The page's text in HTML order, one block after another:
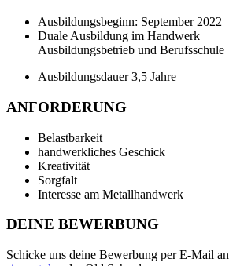
Ausbildungsbeginn: September 2022
Duale Ausbildung im Handwerk
Ausbildungsbetrieb und Berufsschule
Ausbildungsdauer 3,5 Jahre
ANFORDERUNG
Belastbarkeit
handwerkliches Geschick
Kreativität
Sorgfalt
Interesse am Metallhandwerk
DEINE BEWERBUNG
Schicke uns deine Bewerbung per E-Mail an